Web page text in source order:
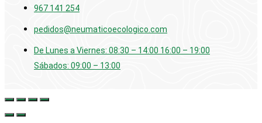
967 141 254
pedidos@neumaticoecologico.com
De Lunes a Viernes: 08:30 – 14:00 16:00 – 19:00
Sábados: 09:00 – 13:00